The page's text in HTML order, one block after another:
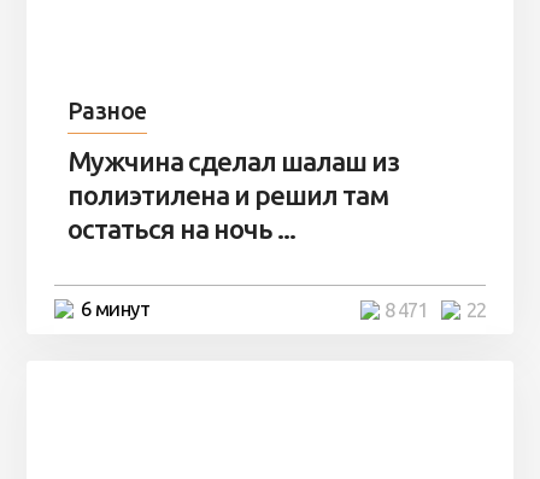
Разное
Мужчина сделал шалаш из
полиэтилена и решил там
остаться на ночь ...
6 минут 22
8 471